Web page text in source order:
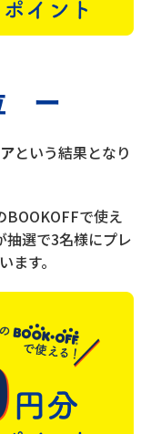
ー
という結果となり
BOOKOFFで使え
選で3名様にプレ
す。